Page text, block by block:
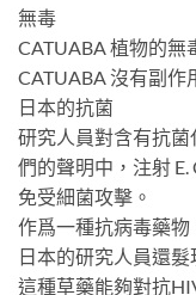
無毒
CATUABA 植物的無
CATUABA 沒有副作
日本的抗菌
研究人員對含有抗
們的聲明中，注射
免受細菌攻擊。
作爲一種抗病毒藥物
日本的研究人員還
這種草藥能夠對抗